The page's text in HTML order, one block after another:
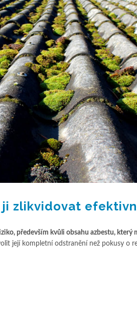
zlikvidovat
především kvůli obsahu azbestu, který
její kompletní odstranění než pokusy o